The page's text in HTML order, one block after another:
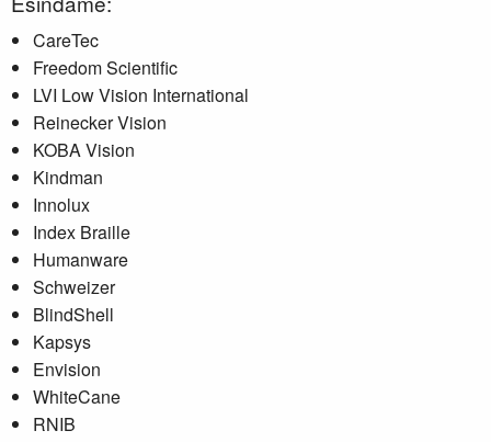
CareTec
Freedom Scientific
LVI Low Vision International
Reinecker Vision
KOBA Vision
Kindman
Innolux
Index Braille
Humanware
Schweizer
BlindShell
Kapsys
Envision
WhiteCane
RNIB